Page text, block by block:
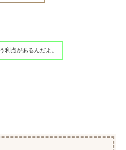
点があるんだよ。